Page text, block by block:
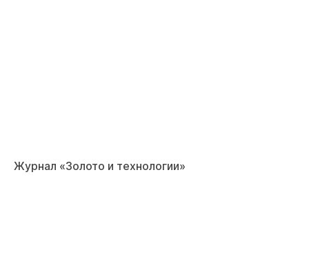
Журнал «Золото и технологии»